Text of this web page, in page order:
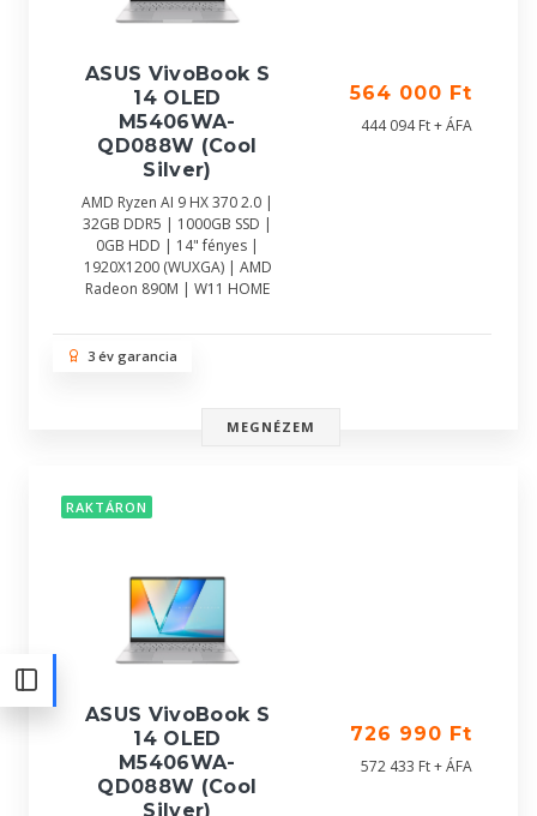
ASUS VivoBook S
14 OLED
M5406WA-
QD088W (Cool
Silver)
AMD Ryzen AI 9 HX 370 2.0 |
32GB DDR5 | 1000GB SSD |
0GB HDD | 14" fényes |
1920X1200 (WUXGA) | AMD
Radeon 890M | W11 HOME
564 000 Ft
444 094 Ft + ÁFA
3 év garancia
MEGNÉZEM
RAKTÁRON
ASUS VivoBook S
14 OLED
M5406WA-
QD088W (Cool
Silver)
726 990 Ft
572 433 Ft + ÁFA